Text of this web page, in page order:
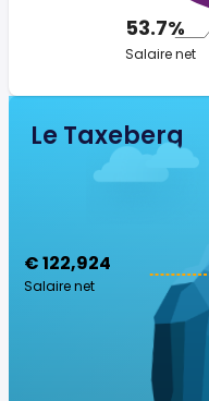
53.7%
Salaire net
Le Taxeberg
€ 122,924
Salaire net